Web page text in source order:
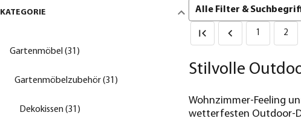
KATEGORIE
Gartenmöbel (31)
Gartenmöbelzubehör (31)
Dekokissen (31)
Alle Filter &
1 2
Stilvolle
Wohnzimmer-Feeling
wetterfesten Outdoor-